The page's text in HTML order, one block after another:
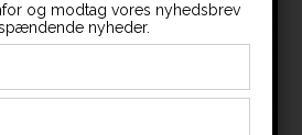
og modtag vores nyhedsbrev
nyheder.